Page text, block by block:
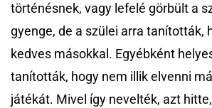
történésnek, vagy lefelé görbült a
gyenge, de a szülei arra tanították,
kedves másokkal. Egyébként
tanították, hogy nem illik elvenni
játékát. Mivel így nevelték, azt